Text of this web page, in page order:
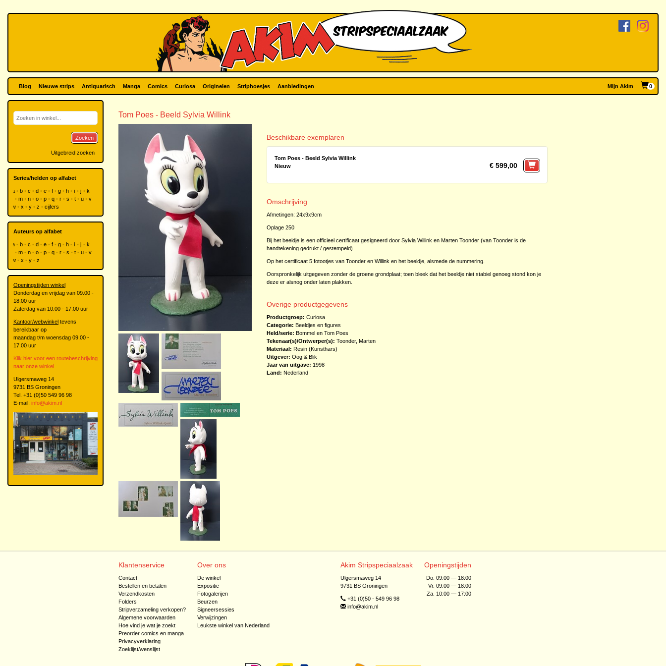
Blog Nieuwe strips Antiquarisch Manga Comics Curiosa Originelen Striphoesjes Aanbiedingen Mijn Akim 0
Tom Poes - Beeld Sylvia Willink
Beschikbare exemplaren
Tom Poes - Beeld Sylvia Willink
Nieuw
€ 599,00
Omschrijving
Afmetingen: 24x9x9cm
Oplage 250
Bij het beeldje is een officieel certificaat gesigneerd door Sylvia Willink en Marten Toonder (van Toonder is de
handtekening gedrukt / gestempeld).
Op het certificaat 5 fotootjes van Toonder en Willink en het beeldje, alsmede de nummering.
Oorspronkelijk uitgegeven zonder de groene grondplaat; toen bleek dat het beeldje niet stabiel genoeg stond kon je
deze er alsnog onder laten plakken.
Overige productgegevens
Productgroep: Curiosa
Categorie: Beeldjes en figures
Held/serie: Bommel en Tom Poes
Tekenaar(s)/Ontwerper(s): Toonder, Marten
Materiaal: Resin (Kunsthars)
Uitgever: Oog & Blik
Jaar van uitgave: 1998
Land: Nederland
Zoeken
Uitgebreid zoeken
Series/helden op alfabet
a b c d e f g h i j
k
m n o p q r s t u
v
w
x y z cijfers
Auteurs op alfabet
a b c d e f g h i j
k
m n o p q r s t u
v
w
x y z
Openingstijden winkel
Donderdag en vrijdag van 09.00 -
18.00 uur
Zaterdag van 10.00 - 17.00 uur
Kantoor/webwinkel tevens
bereikbaar op
maandag t/m woensdag 09.00 -
17.00 uur
Klik hier voor een routebeschrijving
naar onze winkel
Ulgersmaweg 14
9731 BS Groningen
Tel. +31 (0)50 549 96 98
E-mail: info@akim.nl
Klantenservice
Contact
Bestellen en betalen
Verzendkosten
Folders
Stripverzameling verkopen?
Algemene voorwaarden
Hoe vind je wat je zoekt
Preorder comics en manga
Privacyverklaring
Zoeklijst/wenslijst
Over ons
De winkel
Expositie
Fotogalerijen
Beurzen
Signeersessies
Verwijzingen
Leukste winkel van Nederland
Akim Stripspeciaalzaak
Ulgersmaweg 14
9731 BS Groningen
+31 (0)50 - 549 96 98
info@akim.nl
Openingstijden
Do. 09:00 — 18:00
Vr. 09:00 — 18:00
Za. 10:00 — 17:00